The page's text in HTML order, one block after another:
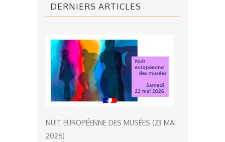
DERNIERS ARTICLES
NUIT EUROPÉENNE DES MUSÉES (23 MAI
2026)